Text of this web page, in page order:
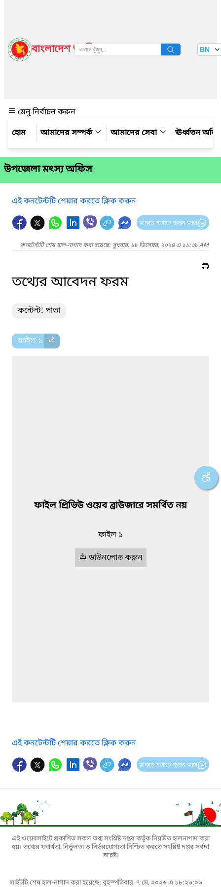
বাংলাদেশ জাতীয় তথ্য বাতায়ন BN
মেনু নির্বাচন করুন
আমাদের সম্পর্ক
আমাদের সেবা ঊর্ধ্বতন
উপজেলা মৎস্য অফিস
এই কনটেন্টটি শেয়ার করতে ক্লিক করুন
আপনার মতামত প্রদান করুন
কনটেন্টটি শেষ হাল-নাগাদ করা হয়েছে: বুধবার, ১৮ ডিসেম্বর, ২০২৪ এ ১১:৩৮ AM
তথ্যের আবেদন ফরম
কন্টেন্ট: পাতা
ফাইল ১
ফাইল প্রিভিউ ওয়েব ব্রাউজারে সমর্থিত নয়
ফাইল ১
ডাউনলোড করুন
এই কনটেন্টটি শেয়ার করতে ক্লিক করুন
আপনার মতামত প্রদান করুন
এই ওয়েবসাইটে প্রকাশিত সকল তথ্য সংশ্লিষ্ট দপ্তর কর্তৃক নিয়মিত হালনাগাদ করা
হয়। তথ্যের যথার্থতা, নির্ভুলতা ও নির্ভরযোগ্যতা নিশ্চিত করতে সংশ্লিষ্ট দপ্তর সর্বদা
সচেষ্ট।
সাইটটি শেষ হাল-নাগাদ করা হয়েছে: বৃহস্পতিবার, ৭ মে, ২০২৬ এ ১৮:২৬:০৬